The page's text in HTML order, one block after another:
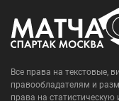
Все права на текстовые,
правообладателям и
права на